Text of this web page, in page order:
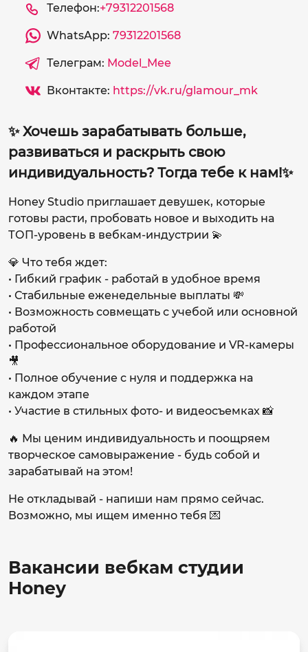
Телефон:+79312201568
WhatsApp: 79312201568
Телеграм: Model_Mee
Вконтакте: https://vk.ru/glamour_mk
✨ Хочешь зарабатывать больше,
развиваться и раскрыть свою
индивидуальность? Тогда тебе к нам!✨
Honey Studio приглашает девушек, которые
готовы расти, пробовать новое и выходить на
ТОП-уровень в вебкам-индустрии 💫
💎 Что тебя ждет:
• Гибкий график - работай в удобное время
• Стабильные еженедельные выплаты 💸
• Возможность совмещать с учебой или основной
работой
• Профессиональное оборудование и VR-камеры
🎥
• Полное обучение с нуля и поддержка на
каждом этапе
• Участие в стильных фото- и видеосъемках 📸
🔥 Мы ценим индивидуальность и поощряем
творческое самовыражение - будь собой и
зарабатывай на этом!
Не откладывай - напиши нам прямо сейчас.
Возможно, мы ищем именно тебя 💌
Вакансии вебкам студии
Honey